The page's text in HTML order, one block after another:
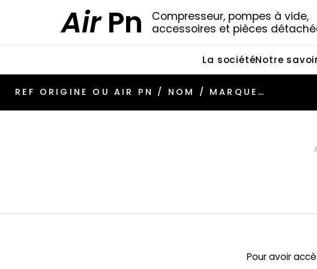
AirPn
Compresseur, pompes à vide,
accessoires et pièces
La sociétéNotre
Pour avoir